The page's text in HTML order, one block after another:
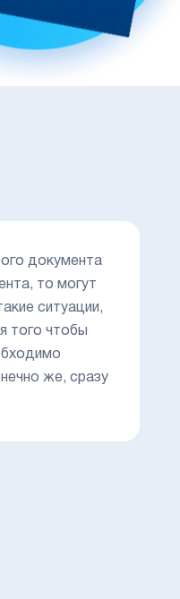
документа
то могут
ситуации,
того чтобы
же, сразу